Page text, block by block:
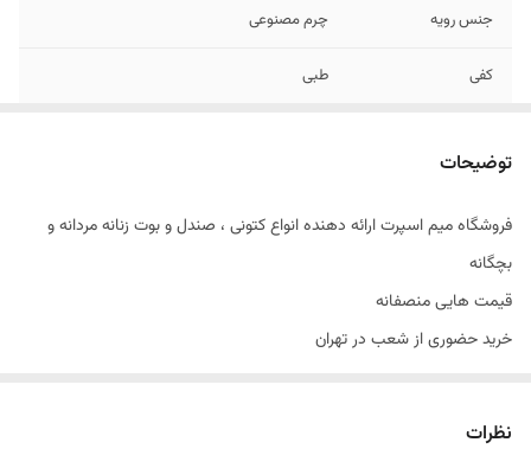
جنس رویه چرم مصنوعی
کفی طبی
توضیحات
فروشگاه میم اسپرت ارائه دهنده انواع کتونی ، صندل و بوت زنانه مردانه و
بچگانه
قیمت هایی منصفانه
خرید حضوری از شعب در تهران
نظرات